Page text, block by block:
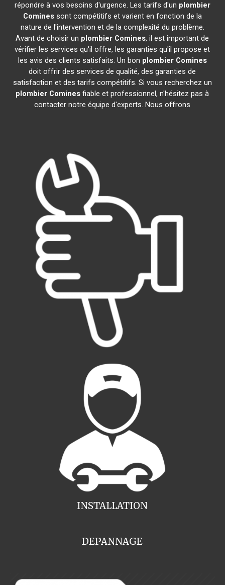
répondre à vos besoins d'urgence. Les tarifs d'un plombier
Cominessont compétitifs et varient en fonction de la
nature de l'intervention et de la complexité du problème.
Avant de choisir un plombier Comines, il est important de
vérifier les services qu'il offre, les garanties qu'il propose et
les avis des clients satisfaits. Un bon plombier Comines
doit offrir des services de qualité, des garanties de
satisfaction et des tarifs compétitifs. Si vous recherchez un
plombier Comines fiable et professionnel, n'hésitez pas à
contacter notre équipe d'experts. Nous offrons
INSTALLATION
DEPANNAGE